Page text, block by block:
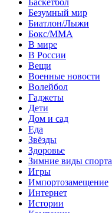
Безумный мир
Биатлон/Лыжи
Бокс/MMA
В мире
В России
Вещи
Военные новости
Волейбол
Гаджеты
Дети
Дом и сад
Еда
Звёзды
Здоровье
Зимние виды спорта
Игры
Импортозамещение
Интернет
Истории